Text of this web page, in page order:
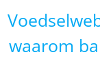
waarom